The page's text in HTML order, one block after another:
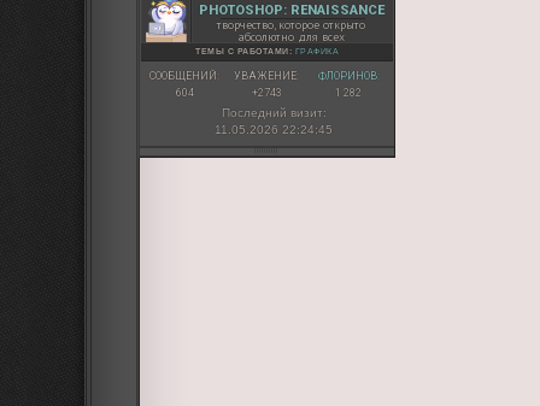
PHOTOSHOP: RENAISSANCE
творчество, которое открыто
абсолютно для всех
ТЕМЫ С РАБОТАМИ: ГРАФИКА
СООБЩЕНИЙ:
604
УВАЖЕНИЕ:
+2743
ФЛОРИНОВ:
1 282
Последний визит:
11.05.2026 22:24:45